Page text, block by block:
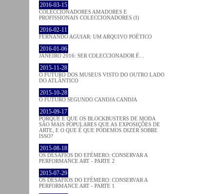
2016-03-15
COLECCIONADORES AMADORES E
PROFISSIONAIS COLECCIONADORES (I)
2016-02-11
FERNANDO AGUIAR: UM ARQUIVO POÉTICO
2016-01-06
JANEIRO 2016: SER COLECCIONADOR É…
2015-11-28
O FUTURO DOS MUSEUS VISTO DO OUTRO LADO
DO ATLÂNTICO
2015-10-28
O FUTURO SEGUNDO CANDJA CANDJA
2015-09-17
PORQUE É QUE OS BLOCKBUSTERS DE MODA
SÃO MAIS POPULARES QUE AS EXPOSIÇÕES DE
ARTE, E O QUE É QUE PODEMOS DIZER SOBRE
ISSO?
2015-08-18
OS DESAFIOS DO EFÉMERO: CONSERVAR A
PERFORMANCE ART - PARTE 2
2015-07-29
OS DESAFIOS DO EFÉMERO: CONSERVAR A
PERFORMANCE ART - PARTE 1